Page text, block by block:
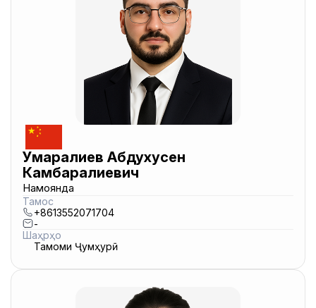
Умаралиев Абдухусен
Камбаралиевич
Намоянда
Тамос
+8613552071704
-
Шаҳрҳо
Тамоми Ҷумҳурӣ